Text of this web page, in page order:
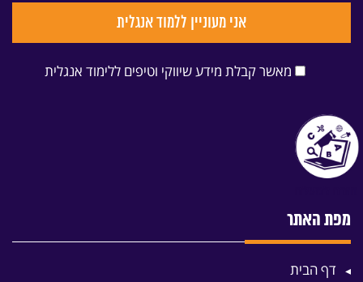
מאשר קבלת מידע שיווקי וטיפים ללימוד אנגלית
מפת האתר
דף הבית